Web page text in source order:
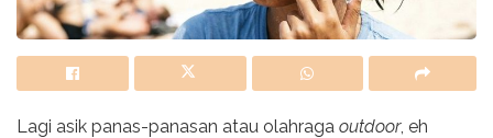
Lagi asik panas-panasan atau olahraga outdoor, eh